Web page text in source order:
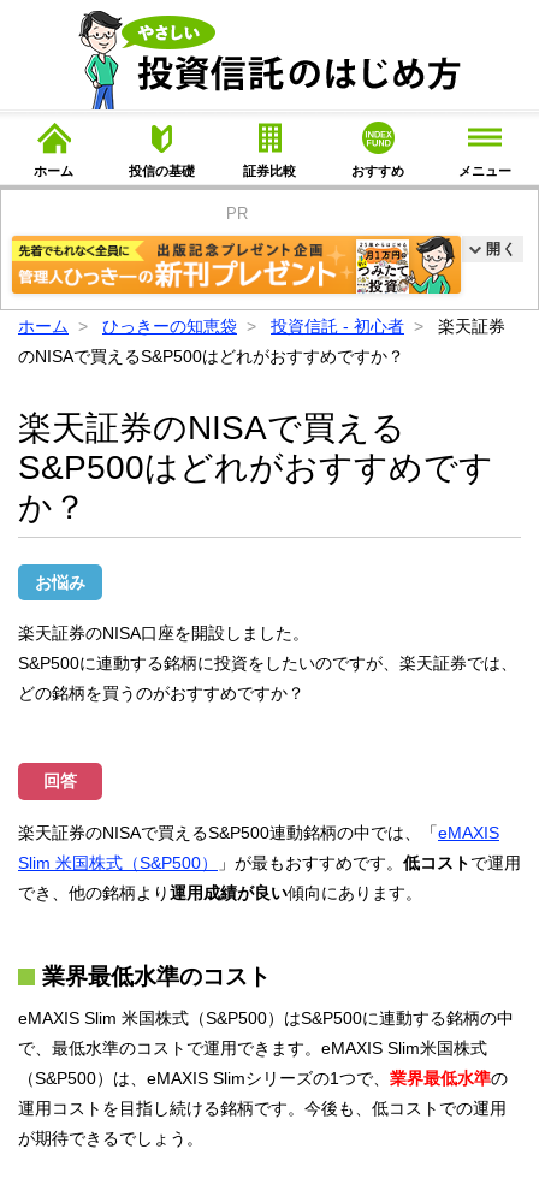
ホーム 投信の基礎 証券比較 おすすめ メニュー
PR
開く
ホーム ひっきーの知恵袋 投資信託 - 初心者
楽天証券
のNISAで買えるS&P500はどれがおすすめですか？
楽天証券のNISAで買える
S&P500はどれがおすすめです
か？
お悩み
楽天証券のNISA口座を開設しました。
S&P500に連動する銘柄に投資をしたいのですが、楽天証券では、
どの銘柄を買うのがおすすめですか？
回答
楽天証券のNISAで買えるS&P500連動銘柄の中では、「eMAXIS
Slim 米国株式（S&P500）
」が最もおすすめです。 低コストで運用
でき、他の銘柄より運用成績が良い傾向にあります。
業界最低水準のコスト
eMAXIS Slim 米国株式（S&P500）はS&P500に連動する銘柄の中
で、最低水準のコストで運用できます。eMAXIS Slim米国株式
（S&P500）は、eMAXIS Slimシリーズの1つで、 業界最低水準の
運用コストを目指し続ける銘柄です。今後も、低コストでの運用
が期待できるでしょう。